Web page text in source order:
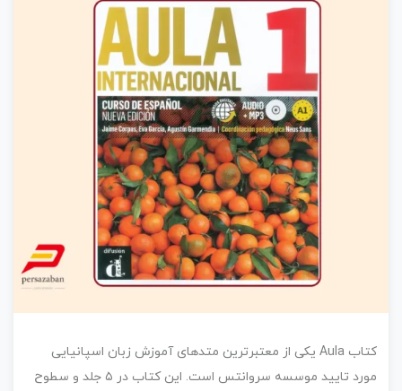
کتاب Aula یکی از معتبرترین متدهای آموزش زبان اسپانیایی
مورد تایید موسسه سروانتس است. این کتاب در ۵ جلد و سطوح